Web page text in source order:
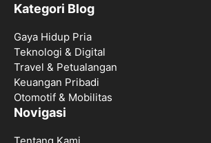
Kategori Blog
Gaya Hidup Pria
Teknologi & Digital
Travel & Petualangan
Keuangan Pribadi
Otomotif & Mobilitas
Novigasi